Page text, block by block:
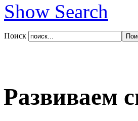
Show Search
Поиск
Развиваем